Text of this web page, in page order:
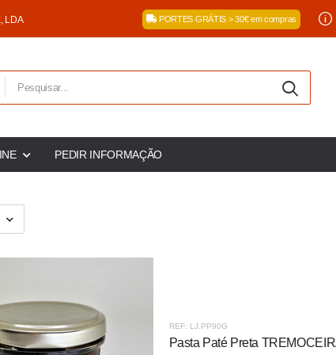
LDA PORTES GRÁTIS > 30€ em compras
PEDIR INFORMAÇÃO
REF: LJ.PP90G
Pasta Paté Preta